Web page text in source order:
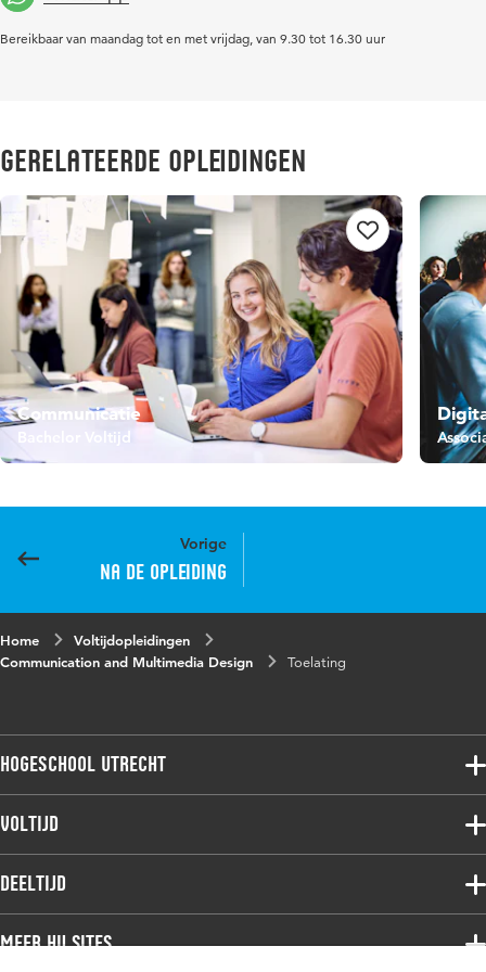
Bereikbaar van maandag tot en met vrijdag, van 9.30 tot 16.30 uur
Gerelateerde opleidingen
Communicatie
Bachelor Voltijd
Vorige
Na de opleiding
Home
Voltijdopleidingen
Communication and Multimedia Design
Toelating
Hogeschool Utrecht
Voltijdopleidingen
Deeltijdopleidingen
Onderzoek
Voltijd
Associate degree
Bachelor
Master
Deeltijd
Associate degree
Meer HU sites